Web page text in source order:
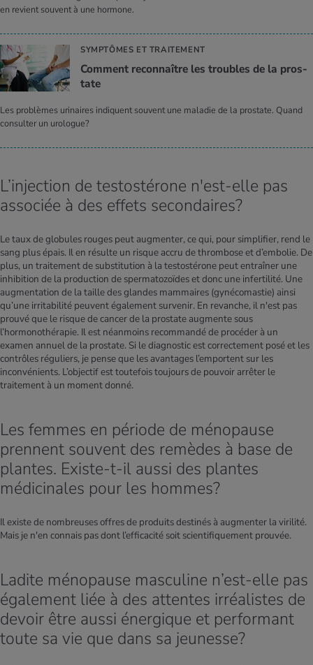
en revient souvent à une hormone.
SYMPTÔMES ET TRAITEMENT
Com­ment recon­naître les troubles de la pros­
tate
Les problèmes urinaires indiquent souvent une maladie de la prostate. Quand
consulter un urologue?
L’injection de testostérone n'est-elle pas
associée à des effets secondaires?
Le taux de globules rouges peut augmenter, ce qui, pour simplifier, rend le
sang plus épais. Il en résulte un risque accru de thrombose et d’embolie. De
plus, un traitement de substitution à la testostérone peut entraîner une
inhibition de la production de spermatozoïdes et donc une infertilité. Une
augmentation de la taille des glandes mammaires (gynécomastie) ainsi
qu’une irritabilité peuvent également survenir. En revanche, il n'est pas
prouvé que le risque de cancer de la prostate augmente sous
l’hormonothérapie. Il est néanmoins recommandé de procéder à un
examen annuel de la prostate. Si le diagnostic est correctement posé et les
contrôles réguliers, je pense que les avantages l’emportent sur les
inconvénients. L’objectif est toutefois toujours de pouvoir arrêter le
traitement à un moment donné.
Les femmes en période de ménopause
prennent souvent des remèdes à base de
plantes. Existe-t-il aussi des plantes
médicinales pour les hommes?
Il existe de nombreuses offres de produits destinés à augmenter la virilité.
Mais je n'en connais pas dont l’efficacité soit scientifiquement prouvée.
Ladite ménopause masculine n’est-elle pas
également liée à des attentes irréalistes de
devoir être aussi énergique et performant
toute sa vie que dans sa jeunesse?